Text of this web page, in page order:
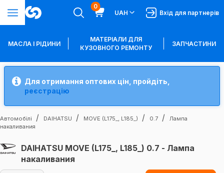
0
UAH
Вхід для партнерів
МАСЛА І РІДИНИ
МАТЕРІАЛИ ДЛЯ
КУЗОВНОГО РЕМОНТУ
ЗАПЧАСТИНИ
Для отримання оптових цін, пройдіть,
реєстрацію
Автомобілі DAIHATSU MOVE (L175_, L185_) 0.7
Лампа
накаливания
DAIHATSU MOVE (L175_, L185_) 0.7 - Лампа
накаливания